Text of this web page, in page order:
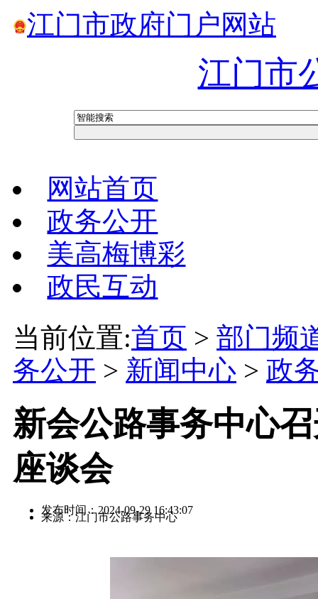
江门市政府门户网站
江门市
网站首页
政务公开
美高梅博彩
政民互动
当前位置:首页 > 部门频
务公开 > 新闻中心 > 政
新会公路事务中心
座谈会
发布时间：2024-09-29 16:43:07
来源：江门市公路事务中心